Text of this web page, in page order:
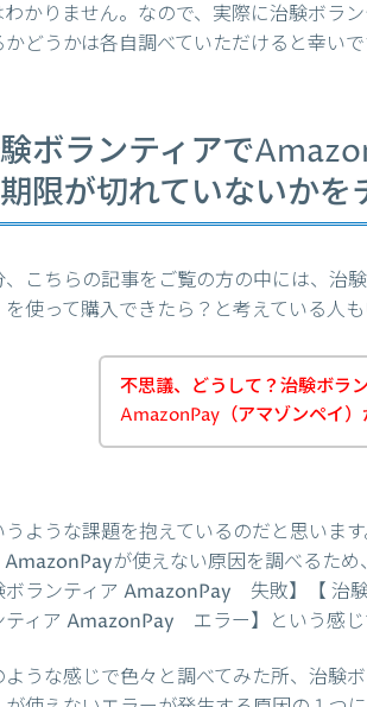
わかりません。なので、実際に治験ボラ
かどうかは各自調べていただけると幸いで
ボランティアで
限が切れていないかを
、こちらの記事をご覧の方の中には、治
を使って購入できたら？と考えている人
不思議、どうして？治験ボラ
AmazonPay（アマゾンペイ）
うような課題を抱えているのだと思いま
AmazonPayが使えない原因を調べるた
ボランティア AmazonPay 失敗】【 治
ティア AmazonPay エラー】という感じ
ような感じで色々と調べてみた所、治験